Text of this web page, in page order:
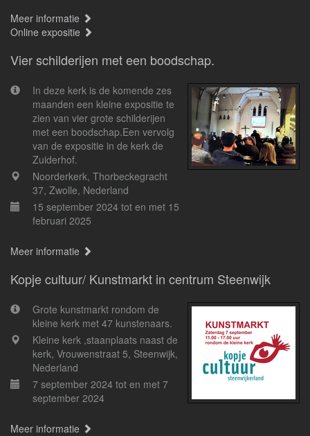
Meer informatie
Online expositie
Vier schilderijen met een boodschap.
In deze kerk is de komende zes
maanden een kleine expositie te
zien van vier grote schilderijen
met een boodschap.Een vervolg
van de expositie in de kerk de
Zuiderhof.
Noorderkerk, Thorbeckegracht
37, Zwolle, Nederland
15 september 2024 tot en met 15
februari 2025
Meer informatie
Kopje cultuur/ Kunstmarkt in centrum Steenwijk
Grote kunstmarkt rondom de
kleine kerk met 47 kunstenaars.
Kleine kerk ,staanplaats naast de
kerk, Vrouwenstraat 5, Steenwijk,
Nederland
7 september 2024 tot en met 7
september 2024
Meer informatie